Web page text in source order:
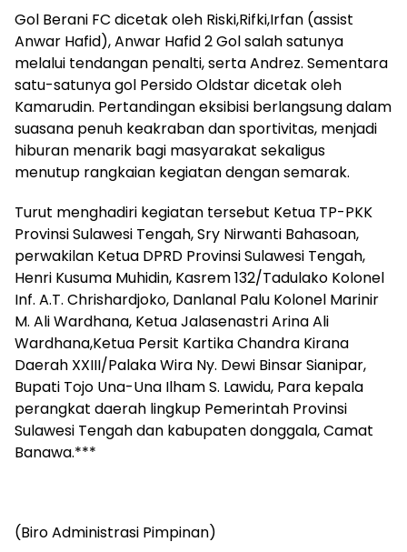
Gol Berani FC dicetak oleh Riski,Rifki,Irfan (assist
Anwar Hafid), Anwar Hafid 2 Gol salah satunya
melalui tendangan penalti, serta Andrez. Sementara
satu-satunya gol Persido Oldstar dicetak oleh
Kamarudin. Pertandingan eksibisi berlangsung dalam
suasana penuh keakraban dan sportivitas, menjadi
hiburan menarik bagi masyarakat sekaligus
menutup rangkaian kegiatan dengan semarak.
Turut menghadiri kegiatan tersebut Ketua TP-PKK
Provinsi Sulawesi Tengah, Sry Nirwanti Bahasoan,
perwakilan Ketua DPRD Provinsi Sulawesi Tengah,
Henri Kusuma Muhidin, Kasrem 132/Tadulako Kolonel
Inf. A.T. Chrishardjoko, Danlanal Palu Kolonel Marinir
M. Ali Wardhana, Ketua Jalasenastri Arina Ali
Wardhana,Ketua Persit Kartika Chandra Kirana
Daerah XXIII/Palaka Wira Ny. Dewi Binsar Sianipar,
Bupati Tojo Una-Una Ilham S. Lawidu, Para kepala
perangkat daerah lingkup Pemerintah Provinsi
Sulawesi Tengah dan kabupaten donggala, Camat
Banawa.***
(Biro Administrasi Pimpinan)